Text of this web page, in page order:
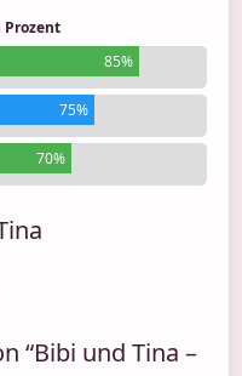
85%
75%
70%
“Bibi und Tina –